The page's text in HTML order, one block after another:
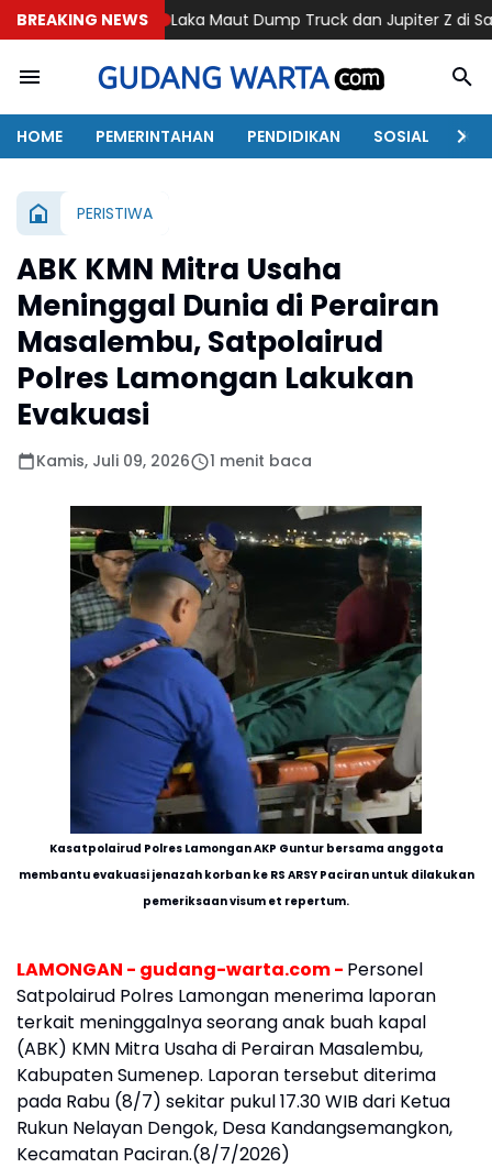
BREAKING NEWS
Laka Maut Dump Truck dan Jupiter Z di Sawoo Ponorogo,
HOME PEMERINTAHAN PENDIDIKAN SOSIAL
PERISTIWA
ABK KMN Mitra Usaha
Meninggal Dunia di Perairan
Masalembu, Satpolairud
Polres Lamongan Lakukan
Evakuasi
Kamis, Juli 09, 2026 1 menit baca
Kasatpolairud Polres Lamongan AKP Guntur bersama anggota
membantu evakuasi jenazah korban ke RS ARSY Paciran untuk dilakukan
pemeriksaan visum et repertum.
LAMONGAN - gudang-warta.com - Personel
Satpolairud Polres Lamongan menerima laporan
terkait meninggalnya seorang anak buah kapal
(ABK) KMN Mitra Usaha di Perairan Masalembu,
Kabupaten Sumenep. Laporan tersebut diterima
pada Rabu (8/7) sekitar pukul 17.30 WIB dari Ketua
Rukun Nelayan Dengok, Desa Kandangsemangkon,
Kecamatan Paciran.(8/7/2026)